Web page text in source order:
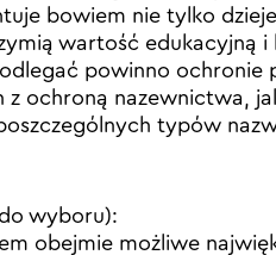
bowiem nie tylko
wartość edukacyjną
powinno ochronie
ochroną nazewnictwa,
typów
wyboru):
obejmie możliwe